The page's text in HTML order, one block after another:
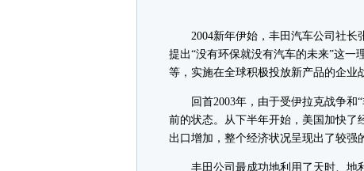
2004新年伊始，丰田汽车公司社长张
提出“没有环保就没有汽车的未来”这一
等，实施在全球积极投放新产品的企业
回首2003年，由于受伊拉克战争和“
前的状态。从下半年开始，美国加快了
出口增加，整个经济状况呈现出了较强
丰田公司最成功地利用了天时、地